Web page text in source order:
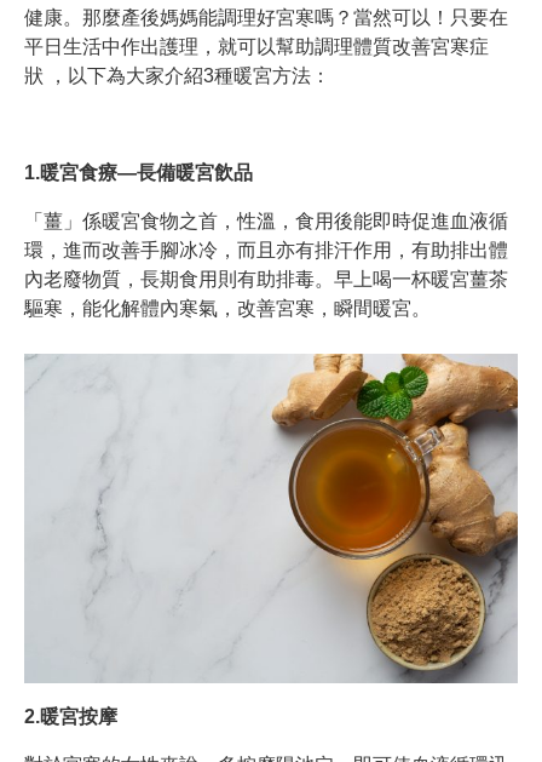
健康。那麼產後媽媽能調理好宮寒嗎？當然可以！只要在
平日生活中作出護理，就可以幫助調理體質改善宮寒症
狀 ，以下為大家介紹3種暖宮方法：
1.暖宮食療—長備暖宮飲品
「薑」係暖宮食物之首，性溫，食用後能即時促進血液循
環，進而改善手腳冰冷，而且亦有排汗作用，有助排出體
內老廢物質，長期食用則有助排毒。早上喝一杯暖宮薑茶
驅寒，能化解體內寒氣，改善宮寒，瞬間暖宮。
2.暖宮按摩